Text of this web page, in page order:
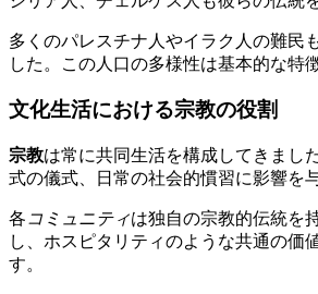
多くのパレスチナ人やイラク人の難民
した。この人口の多様性は基本的な特
文化生活における宗教の役割
宗教は常に共同生活を構成してきまし
式の儀式、日常の社会的慣習に影響を
各コミュニティは独自の宗教的伝統を
し、ホスピタリティのような共通の価
す。